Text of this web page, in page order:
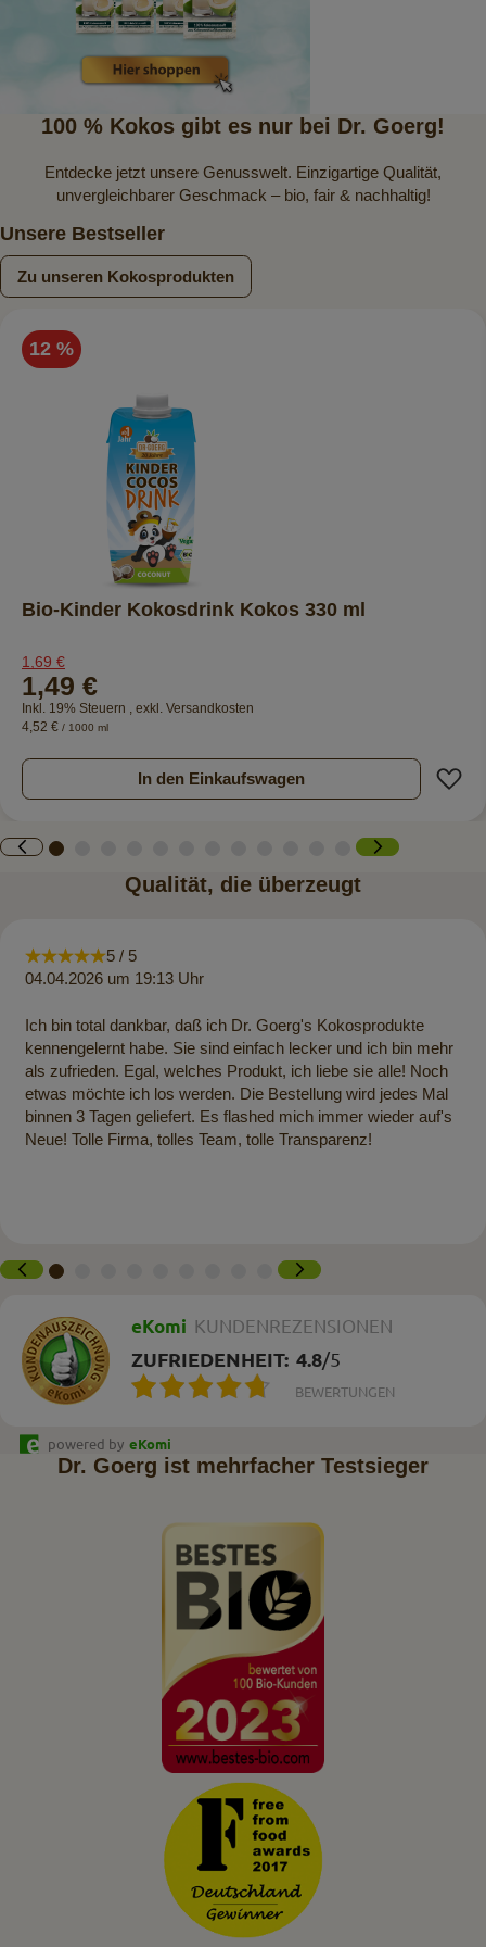
100 % Kokos gibt es nur bei Dr. Goerg!
Entdecke jetzt unsere Genusswelt. Einzigartige Qualität,
unvergleichbarer Geschmack – bio, fair & nachhaltig!
Unsere Bestseller
Zu unseren Kokosprodukten
12 %
Bio-Kinder Kokosdrink Kokos 330 ml
1,69 €
1,49 €
Inkl. 19% Steuern exkl. Versandkosten
4,52 € / 1000 ml
In den Einkaufswagen
Qualität, die überzeugt
5 / 5
04.04.2026 um 19:13 Uhr
Ich bin total dankbar, daß ich Dr. Goerg's Kokosprodukte
kennengelernt habe. Sie sind einfach lecker und ich bin mehr
als zufrieden. Egal, welches Produkt, ich liebe sie alle! Noch
etwas möchte ich los werden. Die Bestellung wird jedes Mal
binnen 3 Tagen geliefert. Es flashed mich immer wieder auf's
Neue! Tolle Firma, tolles Team, tolle Transparenz!
eKomi KUNDENREZENSIONEN
ZUFRIEDENHEIT: 4.8/5
BEWERTUNGEN
powered by eKomi
Dr. Goerg ist mehrfacher Testsieger